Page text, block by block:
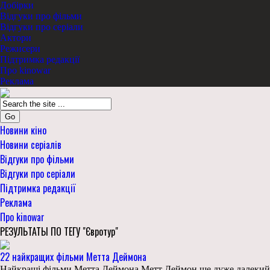
Добірки
Відгуки про фільми
Відгуки про серіали
Актори
Режисери
Підтримка редакції
Про kinowar
Реклама
Go
Новини кіно
Новини серіалів
Відгуки про фільми
Відгуки про серіали
Підтримка редакції
Реклама
Про kinowar
РЕЗУЛЬТАТЫ ПО ТЕГУ "Євротур"
22 найкращих фільми Метта Деймона